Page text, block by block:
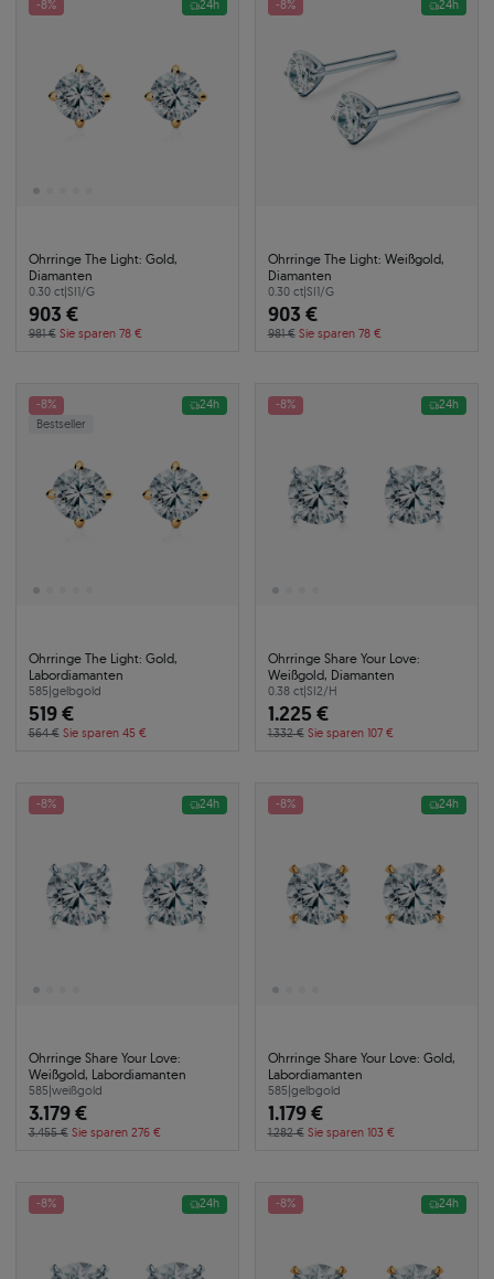
-8% 24h
Ohrringe The Light: Gold,
Diamanten
0.30 ct|SI1/G
903 €
981 € Sie sparen 78 €
-8% 24h
Ohrringe The Light: Weißgold,
Diamanten
0.30 ct|SI1/G
903 €
981 € Sie sparen 78 €
-8%
Bestseller
24h
Ohrringe The Light: Gold,
Labordiamanten
585|gelbgold
519 €
564 € Sie sparen 45 €
-8% 24h
Ohrringe Share Your Love:
Weißgold, Diamanten
0.38 ct|SI2/H
1.225 €
1.332 € Sie sparen 107 €
-8% 24h
Ohrringe Share Your Love:
Weißgold, Labordiamanten
585|weißgold
3.179 €
3.455 € Sie sparen 276 €
-8% 24h
Ohrringe Share Your Love: Gold,
Labordiamanten
585|gelbgold
1.179 €
1.282 € Sie sparen 103 €
-8% 24h -8% 24h